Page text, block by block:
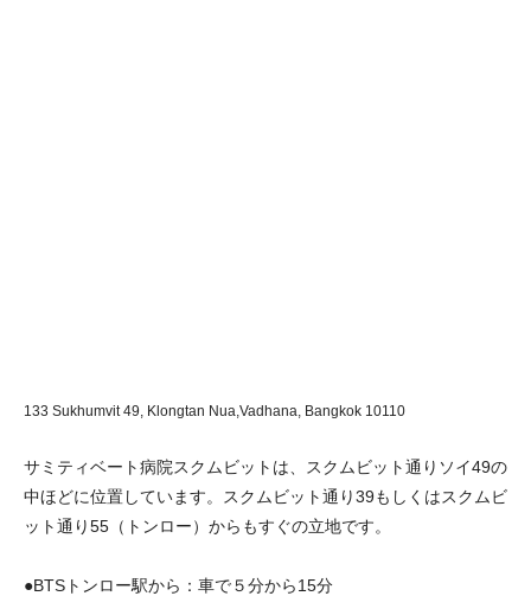
133 Sukhumvit 49, Klongtan Nua,Vadhana, Bangkok 10110
サミティベート病院スクムビットは、スクムビット通りソイ49の
中ほどに位置しています。スクムビット通り39もしくはスクムビ
ット通り55（トンロー）からもすぐの立地です。
●BTSトンロー駅から：車で５分から15分